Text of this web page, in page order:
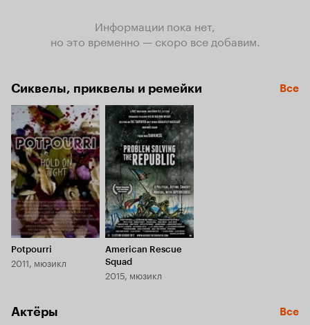
Информации пока нет,
но это временно — скоро все добавим.
Сиквелы, приквелы и ремейки Все
Potpourri
2011, мюзикл
American Rescue
Squad
2015, мюзикл
Актёры Все